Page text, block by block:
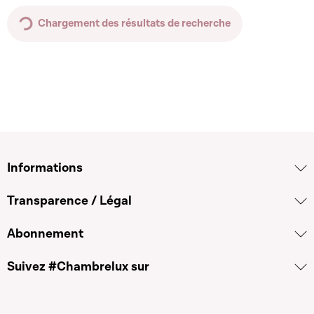
Chargement des résultats de recherche
Informations
Transparence / Légal
Abonnement
Suivez #Chambrelux sur